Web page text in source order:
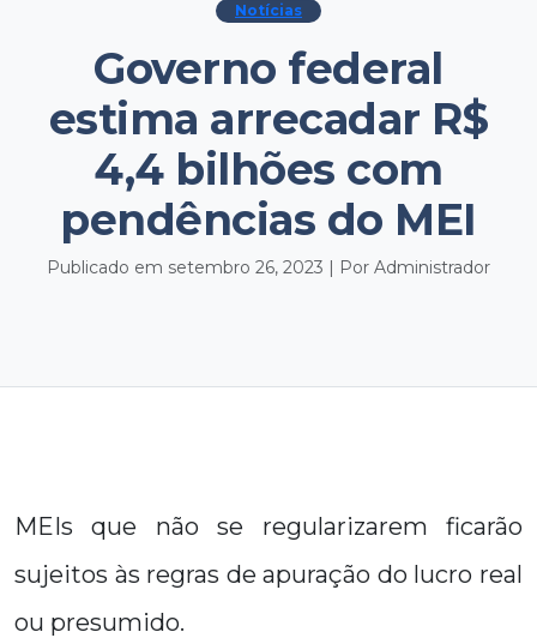
Notícias
Governo federal
estima arrecadar R$
4,4 bilhões com
pendências do MEI
Publicado em setembro 26, 2023 | Por Administrador
MEIs que não se regularizarem ficarão
sujeitos às regras de apuração do lucro real
ou presumido.